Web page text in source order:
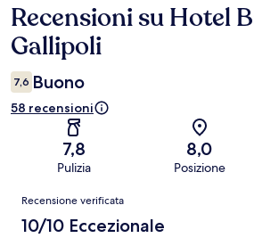
Recensioni
Recensioni su Hotel
Gallipoli
7,6 Buono
58 recensioni
7,8
Pulizia
8,0
Posizione
Recensioni
Recensione verificata
10/10 Eccezionale